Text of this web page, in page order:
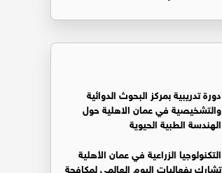
دورة تدريبية بمركز البحوث الدوائية
والتشخيصية في عمان الاهلية حول
الهندسة الطبية الحيوية
التكنولوجيا الزراعية في عمان الأهلية
تشارك بفعاليات اليوم العالمي لمكافحة